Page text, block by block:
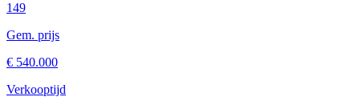
149
Gem. prijs
€ 540.000
Verkooptijd